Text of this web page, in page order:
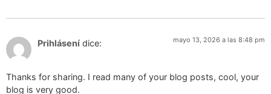
Prihlásení dice: mayo 13, 2026 a las 8:48 pm
Thanks for sharing. I read many of your blog posts, cool, your
blog is very good.